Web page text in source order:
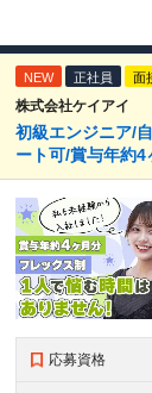
NEW 正社員 面
株式会社ケイアイ
初級エンジニア/
ート可/賞与年約
応募資格